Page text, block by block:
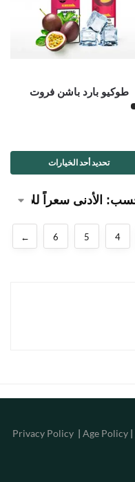
طوكيو بارد باشن فروت
تحديد أحد الخيارات
4
5
6
←
Privacy Policy | Age Policy |